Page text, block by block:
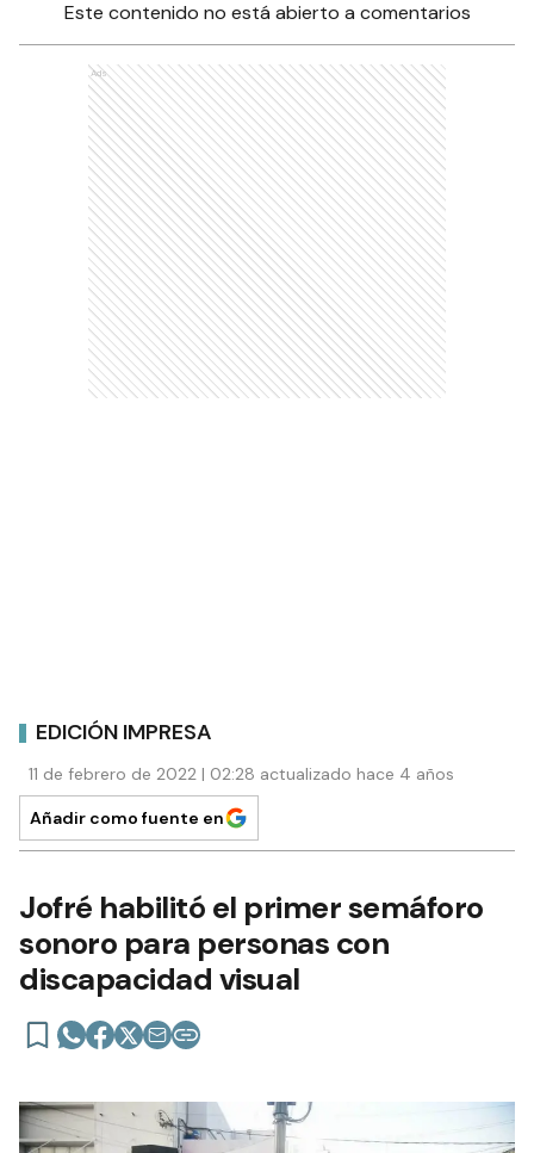
Este contenido no está abierto a comentarios
Ads
EDICIÓN IMPRESA
11 de febrero de 2022 | 02:28 actualizado hace 4 años
Añadir como fuente en
Jofré habilitó el primer semáforo
sonoro para personas con
discapacidad visual